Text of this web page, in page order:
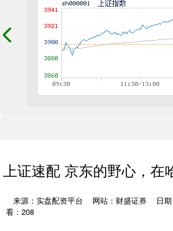
上证速配 京东的野心，在
来源：实盘配资平台 网站：财盛证券 日
看：208